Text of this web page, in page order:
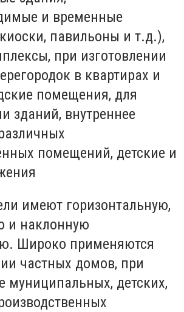
и временные
павильоны и т.д.),
при изготовлении
в квартирах и
помещения, для
зданий, внутреннее
помещений, детские и
имеют горизонтальную,
и наклонную
Широко применяются
частных домов, при
муниципальных, детских,